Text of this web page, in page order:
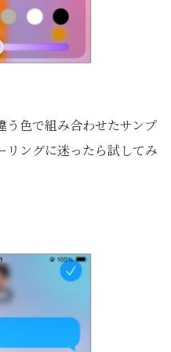
う色で組み合わせたサンプ
リングに迷ったら試してみ